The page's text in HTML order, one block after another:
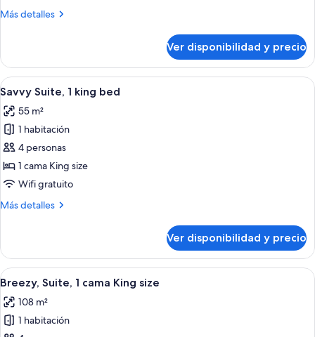
2
size
Más detalles
Más
Suite
junior,
2
camas
Queen
size
Ver disponibilidad y precio
Ver
todas
las
fotos
de
Savvy
Suite,
king
Una habitación de hotel moderna
6
Savvy Suite, 1 king bed
55 m²
1 habitación
4 personas
1 cama King size
Wifi gratuito
Más detalles
Más
Suite,
king
Ver disponibilidad y precio
Ver
todas
las
fotos
Una sala de estar moderna con un
6
Breezy, Suite, 1 cama King size
108 m²
1 habitación